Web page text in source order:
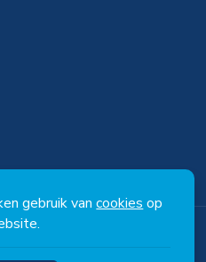
gebruik vancookies op
Nedmag B.V.